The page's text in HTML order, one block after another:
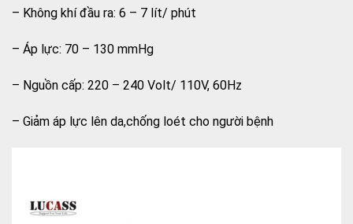
– Không khí đầu ra: 6 – 7 lít/ phút
– Áp lực: 70 – 130 mmHg
– Nguồn cấp: 220 – 240 Volt/ 110V, 60Hz
– Giảm áp lực lên da,chống loét cho người bệnh